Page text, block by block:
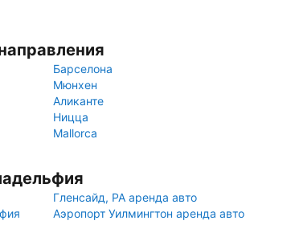
Барселона
Мюнхен
Аликанте
Ницца
Mallorca
Гленсайд, PA аренда авто
Аэропорт Уилмингтон аренда авто